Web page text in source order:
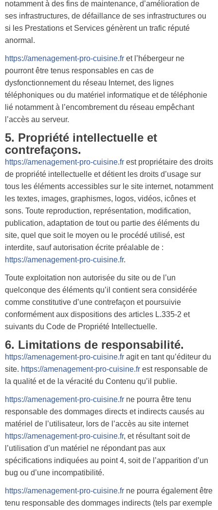
notamment à des fins de maintenance, d’amélioration de
ses infrastructures, de défaillance de ses infrastructures ou
si les Prestations et Services génèrent un trafic réputé
anormal.
https://amenagement-pro-cuisine.fr et l’hébergeur ne
pourront être tenus responsables en cas de
dysfonctionnement du réseau Internet, des lignes
téléphoniques ou du matériel informatique et de téléphonie
lié notamment à l’encombrement du réseau empêchant
l’accès au serveur.
5. Propriété intellectuelle et
contrefaçons.
https://amenagement-pro-cuisine.fr est propriétaire des droits
de propriété intellectuelle et détient les droits d’usage sur
tous les éléments accessibles sur le site internet, notamment
les textes, images, graphismes, logos, vidéos, icônes et
sons. Toute reproduction, représentation, modification,
publication, adaptation de tout ou partie des éléments du
site, quel que soit le moyen ou le procédé utilisé, est
interdite, sauf autorisation écrite préalable de :
https://amenagement-pro-cuisine.fr.
Toute exploitation non autorisée du site ou de l’un
quelconque des éléments qu’il contient sera considérée
comme constitutive d’une contrefaçon et poursuivie
conformément aux dispositions des articles L.335-2 et
suivants du Code de Propriété Intellectuelle.
6. Limitations de responsabilité.
https://amenagement-pro-cuisine.fr agit en tant qu’éditeur du
site. https://amenagement-pro-cuisine.fr est responsable de
la qualité et de la véracité du Contenu qu’il publie.
https://amenagement-pro-cuisine.fr ne pourra être tenu
responsable des dommages directs et indirects causés au
matériel de l’utilisateur, lors de l’accès au site internet
https://amenagement-pro-cuisine.fr, et résultant soit de
l’utilisation d’un matériel ne répondant pas aux
spécifications indiquées au point 4, soit de l’apparition d’un
bug ou d’une incompatibilité.
https://amenagement-pro-cuisine.fr ne pourra également être
tenu responsable des dommages indirects (tels par exemple